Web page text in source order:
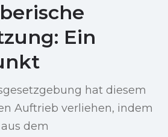
Ein
hat diesem
Auftrieb verliehen, indem
dem